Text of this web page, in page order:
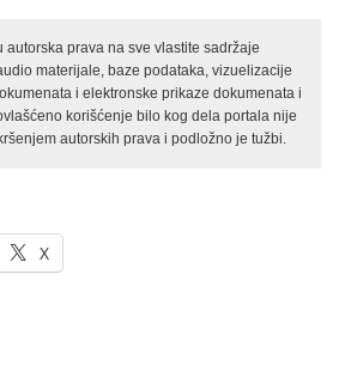
autorska prava na sve vlastite sadržaje
materijale, baze podataka, vizuelizacije
i elektronske prikaze dokumenata i
korišćenje bilo kog dela portala nije
autorskih prava i podložno je tužbi.
X